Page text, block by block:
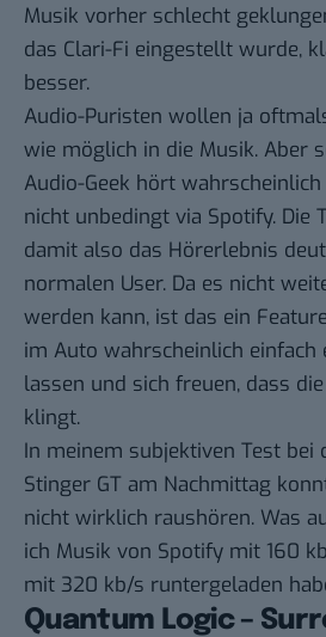
Musik vorher schlecht
das Clari-Fi eingestellt wurde,
besser.
Audio-Puristen wollen ja
wie möglich in die Musik. Aber
Audio-Geek hört
nicht unbedingt via Spotify. Die
damit also das Hörerlebnis
normalen User. Da es nicht
werden kann, ist das ein
im Auto wahrscheinlich einfach
lassen und sich freuen, dass
klingt.
In meinem subjektiven Test bei
Stinger GT am Nachmittag
nicht wirklich raushören. Was
ich Musik von Spotify mit 160
mit 320 kb/s runtergeladen
Quantum Logic –